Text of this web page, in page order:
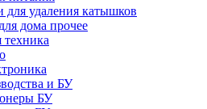
удаления катышков
дома прочее
техника
и БУ
БУ